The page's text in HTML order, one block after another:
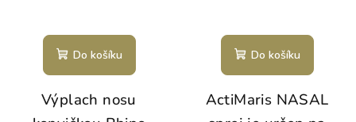
Do košíku
Výplach nosu
Do košíku
ActiMaris NASAL